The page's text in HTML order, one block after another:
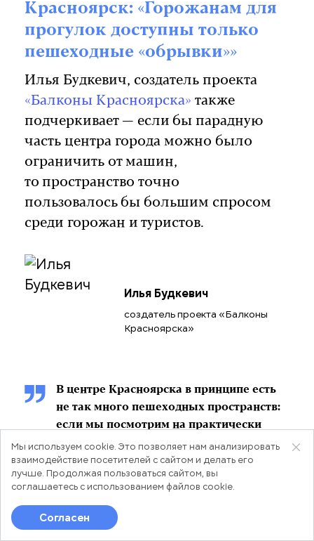
Красноярск: «Горожанам для
прогулок доступны только
пешеходные «обрывки»»
Илья Будкевич, создатель проекта
«Балконы Красноярска» также
подчеркивает — если бы парадную
часть центра города можно было
ограничить от машин,
то пространство точно
пользовалось бы большим спросом
среди горожан и туристов.
Илья Будкевич
создатель проекта «Балконы
Красноярска»
В центре Красноярска в принципе есть
не так много пешеходных пространств:
если мы посмотрим на практически
любой крупный город, то в его центре
имеется сеть пешеходных улиц, а у нас
такого нет: горожанам для прогулок
доступны только пешеходные
«обрывки». И я уверен: часть проспекта
Мира имело бы смысл сделать
Мы используем cookie. Это позволяет нам анализировать
взаимодействие посетителей с сайтом и делать его
лучше. Продолжая пользоваться сайтом, вы
соглашаетесь с использованием файлов cookie.
Согласен